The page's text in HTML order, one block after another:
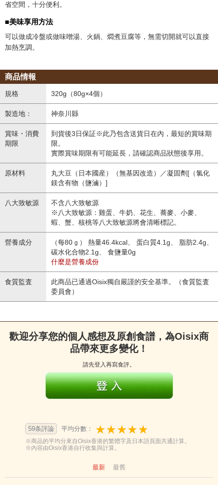
省空間，十分便利。
■美味享用方法
可以做成冷盤或做味噌湯、火鍋、燜煮豆腐等，無需切開就可以直接
加熱烹調。
商品情報
規格 320g（80g×4個）
製造地： 神奈川縣
賞味・消費
期限
到貨後3日保証※此乃包含送貨日在內，最短的賞味期
限。
實際賞味期限有可能延長，請確認商品狀態後享用。
原材料
丸大豆（日本國産）（無基因改造）／凝固劑[（氯化
鎂含有物（鹽滷）]
八大致敏源
不含八大致敏源
※八大致敏源：雞蛋、牛奶、花生、蕎麥、小麥、
蝦、蟹、核桃等八大致敏源將會清晰標記。
營養成分 （每80 g ） 熱量46.4kcal、 蛋白質4.1g、 脂肪2.4g、
碳水化合物2.1g、 食鹽量0g
什麼是營養成份
食質監査
此商品已通過Oisix獨自嚴謹的安全基準。（食質監査
委員會）
歡迎分享您的個人感想及原創食譜，為Oisix商
品帶來更多變化！
請先登入再寫食評。
最新 最舊
59条評論 平均分數：
※商品的平均分來自Oisix香港的繁體字及日本語頁面共通計算。
※內容由Oisix香港自行收集與計算。